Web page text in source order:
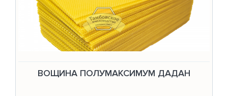
ВОЩИНА ПОЛУМАКСИМУМ ДАДАН